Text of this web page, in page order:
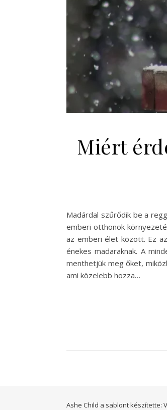
Miért
Madárdal szűrődik be a
emberi otthonok
az emberi élet között. Ez
énekes madaraknak. A
menthetjük meg őket,
ami közelebb hozza…
Ashe Child a sablont készítette: